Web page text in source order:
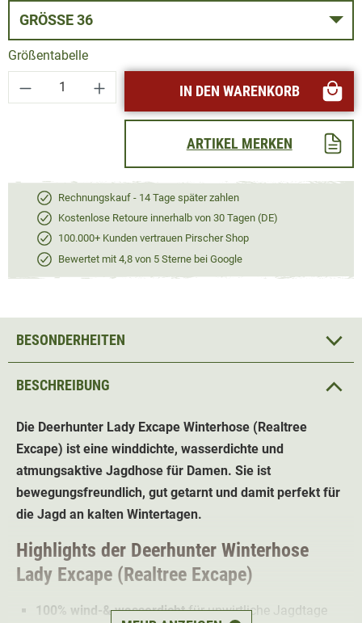
GRÖSSE 36
Größentabelle
Produkt Anzahl: Gib den gewünschten
IN DEN WARENKORB
ARTIKEL MERKEN
Rechnungskauf - 14 Tage später zahlen
Kostenlose Retoure innerhalb von 30 Tagen (DE)
100.000+ Kunden vertrauen Pirscher Shop
Bewertet mit 4,8 von 5 Sterne bei Google
BESCHREIBUNG
Die Deerhunter Lady Excape Winterhose (Realtree
Excape) ist eine winddichte, wasserdichte und
atmungsaktive Jagdhose für Damen. Sie ist
bewegungsfreundlich, gut getarnt und damit perfekt für
die Jagd an kalten Wintertagen.
Highlights der Deerhunter Winterhose
Lady Excape (Realtree Excape)
100% wind-& wasserdichtfür unwirtliche Jagdtage
BESONDERHEITEN